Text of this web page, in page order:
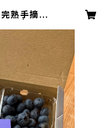
熟手摘み